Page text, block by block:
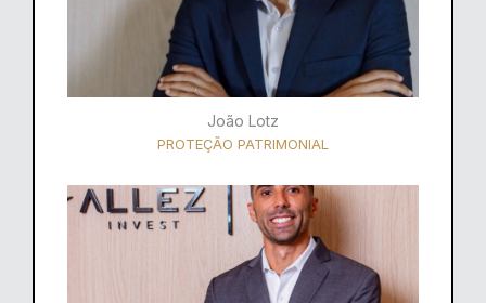
João Lotz
PROTEÇÃO PATRIMONIAL